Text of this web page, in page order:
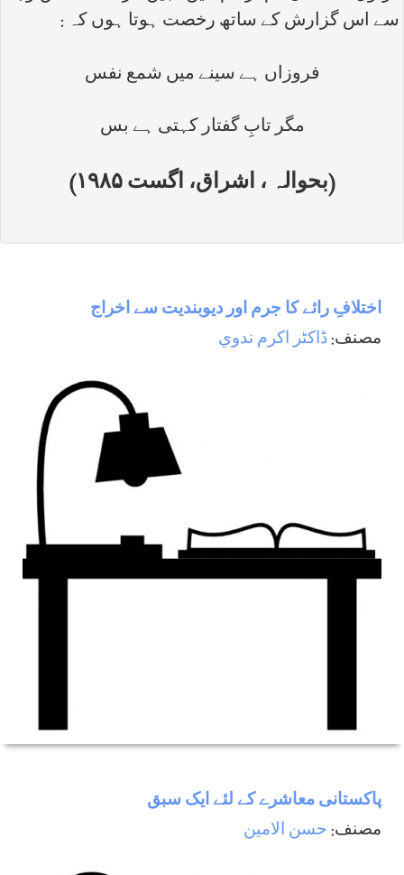
سے اس گزارش کے ساتھ رخصت ہوتا ہوں کہ :
فروزاں ہے سینے میں شمع نفس
مگر تابِ گفتار کہتی ہے بس
(بحوالہ ، اشراق، اگست ۱۹۸۵)
اختلافِ رائے کا جرم اور دیوبندیت سے اخراج
مصنف:ڈاكٹر اكرم ندوي
پاکستانی معاشرے کے لئے ایک سبق
مصنف: حسن الامين